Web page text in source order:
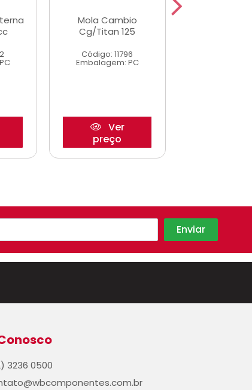
Mola Cambio
Cg/Titan 125
Código: 11796
Embalagem: PC
Ver
preço
3236 0500